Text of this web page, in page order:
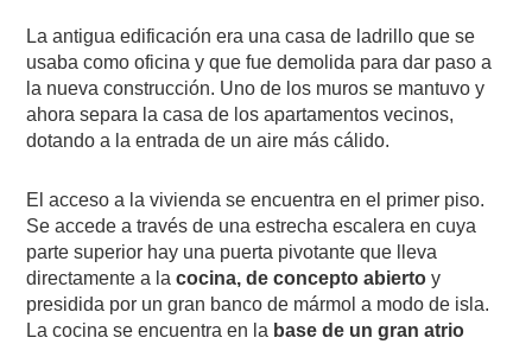
La antigua edificación era una casa de ladrillo que se
usaba como oficina y que fue demolida para dar paso a
la nueva construcción. Uno de los muros se mantuvo y
ahora separa la casa de los apartamentos vecinos,
dotando a la entrada de un aire más cálido.
El acceso a la vivienda se encuentra en el primer piso.
Se accede a través de una estrecha escalera en cuya
parte superior hay una puerta pivotante que lleva
directamente a lacocina, de concepto abierto y
presidida por un gran banco de mármol a modo de isla.
La cocina se encuentra en la base de un gran atrio